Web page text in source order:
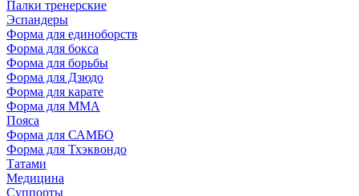
Палки тренерские
Эспандеры
Форма для единоборств
Форма для бокса
Форма для борьбы
Форма для Дзюдо
Форма для карате
Форма для MMA
Пояса
Форма для САМБО
Форма для Тхэквондо
Татами
Медицина
Суппорты